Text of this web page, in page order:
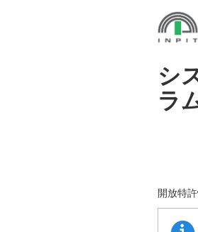
シ
ラ
開放特